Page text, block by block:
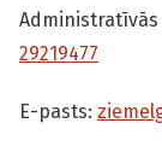
29219477
E-pasts: